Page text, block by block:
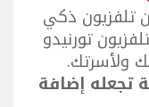
تلفزيون ذكي
تورنيدو
تجعله إضافة